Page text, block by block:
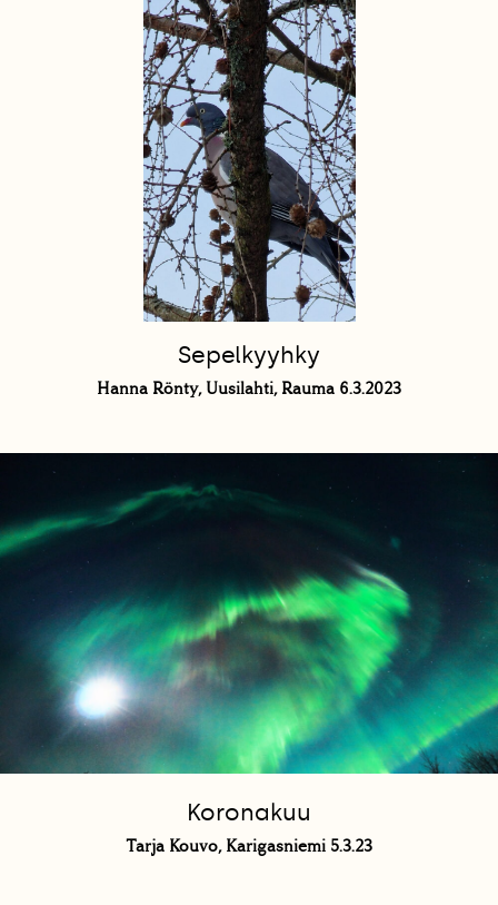
Sepelkyyhky
Hanna Rönty, Uusilahti, Rauma 6.3.2023
Koronakuu
Tarja Kouvo, Karigasniemi 5.3.23